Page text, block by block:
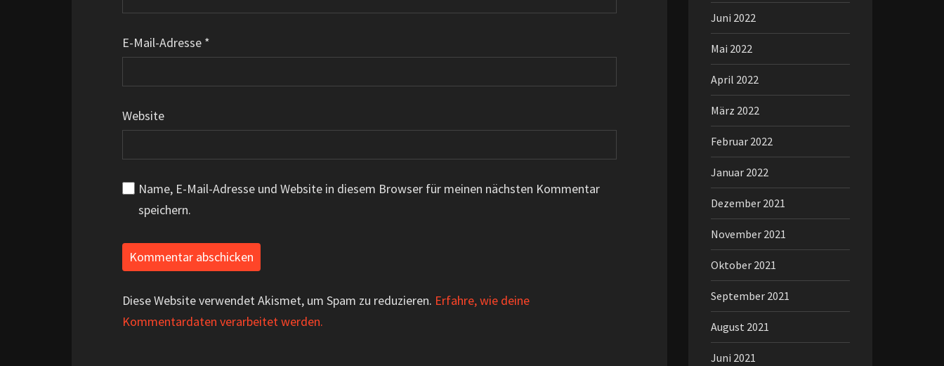
E-Mail-Adresse *
Website
Name, E-Mail-Adresse und Website in diesem Browser für meinen nächsten Kommentar
speichern.
Diese Website verwendet Akismet, um Spam zu reduzieren. Erfahre, wie deine
Kommentardaten verarbeitet werden.
Juni 2022
Mai 2022
April 2022
März 2022
Februar 2022
Januar 2022
Dezember 2021
November 2021
Oktober 2021
September 2021
August 2021
Juni 2021